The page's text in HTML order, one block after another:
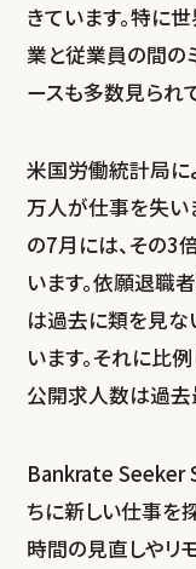
きています。特に
業と従業員の間の
ースも多数見られ
米国労働統計局に
万人が仕事を失い
の7月には、その3
います。依願退職
は過去に類を見な
います。それに比
公開求人数は過去
Bankrate Seeker
ちに新しい仕事を
時間の見直しやリ